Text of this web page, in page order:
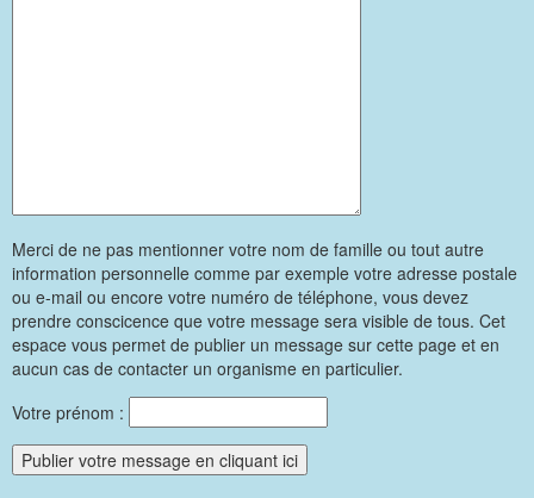
Merci de ne pas mentionner votre nom de famille ou tout autre
information personnelle comme par exemple votre adresse postale
ou e-mail ou encore votre numéro de téléphone, vous devez
prendre conscicence que votre message sera visible de tous. Cet
espace vous permet de publier un message sur cette page et en
aucun cas de contacter un organisme en particulier.
Votre prénom :